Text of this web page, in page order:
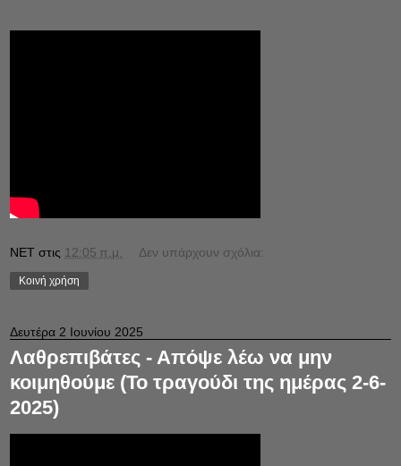
NET στις 12:05 π.μ. Δεν υπάρχουν σχόλια:
Κοινή χρήση
Δευτέρα 2 Ιουνίου 2025
Λαθρεπιβάτες - Απόψε λέω να μην
κοιμηθούμε (Το τραγούδι της ημέρας 2-6-
2025)